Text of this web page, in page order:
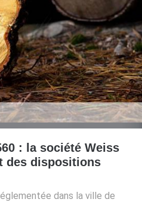
: la société Weiss
des dispositions
dans la ville de